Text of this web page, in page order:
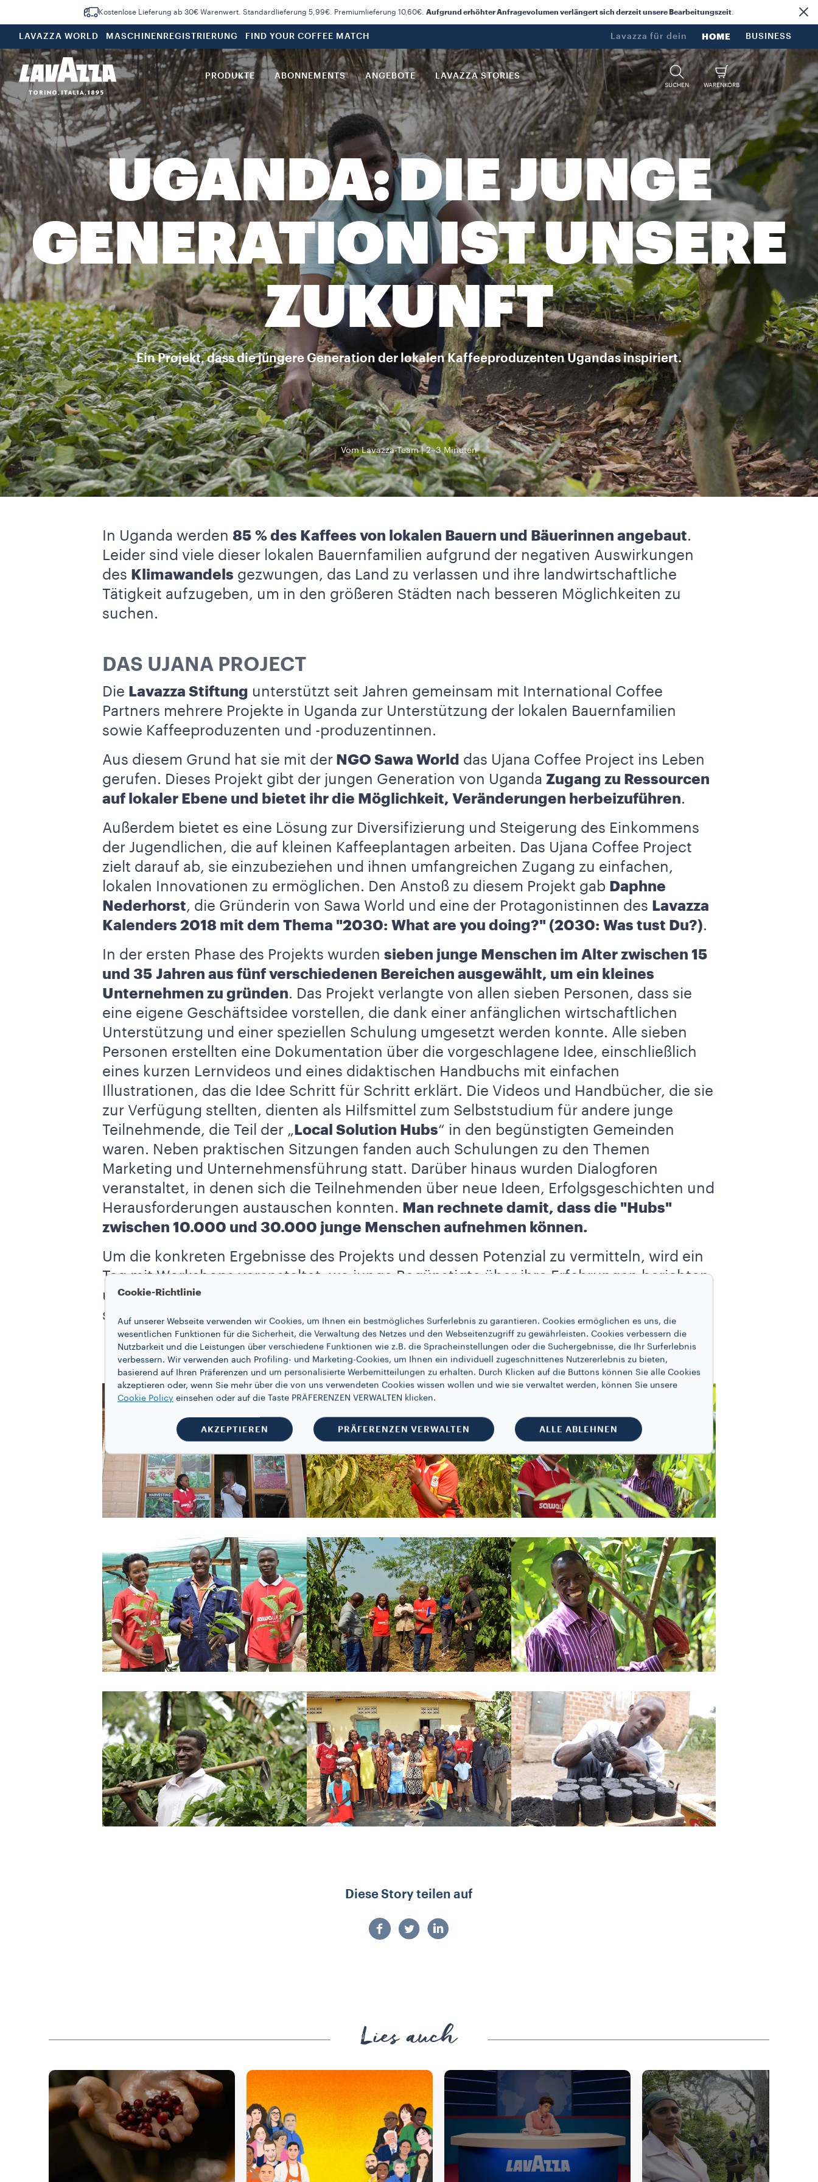
Kostenlose Lieferung ab 30€ Warenwert. Standardlieferung 5,99€. Premiumlieferung 10,60€. Aufgrund erhöhter Anfragevolumen verlängert sich derzeit unsere Bearbeitungszeit
LAVAZZA WORLD MASCHINENREGISTRIERUNG FIND YOUR COFFEE MATCH Lavazza für dein​ HOME BUSINESS
PRODUKTE ABONNEMENTS ANGEBOTE LAVAZZA STORIES
SUCHEN WARENKORB
UGANDA: DIE JUNGE
GENERATION IST UNSERE
ZUKUNFT
Ein Projekt, dass die jüngere Generation der lokalen Kaffeeproduzenten Ugandas inspiriert.
Vom Lavazza-Team 2–3 Minuten
In Uganda werden 85 % des Kaffees von lokalen Bauern und Bäuerinnen angebaut.
Leider sind viele dieser lokalen Bauernfamilien aufgrund der negativen Auswirkungen
des Klimawandels gezwungen, das Land zu verlassen und ihre landwirtschaftliche
Tätigkeit aufzugeben, um in den größeren Städten nach besseren Möglichkeiten zu
suchen.
DAS UJANA PROJECT
Die Lavazza Stiftung unterstützt seit Jahren gemeinsam mit International Coffee
Partners mehrere Projekte in Uganda zur Unterstützung der lokalen Bauernfamilien
sowie Kaffeeproduzenten und -produzentinnen.
Aus diesem Grund hat sie mit derNGO Sawa World das Ujana Coffee Project ins Leben
gerufen. Dieses Projekt gibt der jungen Generation von Uganda Zugang zu Ressourcen
auf lokaler Ebene und bietet ihr die Möglichkeit, Veränderungen herbeizuführen.
Außerdem bietet es eine Lösung zur Diversifizierung und Steigerung des Einkommens
der Jugendlichen, die auf kleinen Kaffeeplantagen arbeiten. Das Ujana Coffee Project
zielt darauf ab, sie einzubeziehen und ihnen umfangreichen Zugang zu einfachen,
lokalen Innovationen zu ermöglichen. Den Anstoß zu diesem Projekt gab Daphne
Nederhorst, die Gründerin von Sawa World und eine der Protagonistinnen des Lavazza
Kalenders 2018 mit dem Thema "2030: What are you doing?" (2030: Was tust Du?).
In der ersten Phase des Projekts wurden sieben junge Menschen im Alter zwischen 15
und 35 Jahren aus fünf verschiedenen Bereichen ausgewählt, um ein kleines
Unternehmen zu gründen. Das Projekt verlangte von allen sieben Personen, dass sie
eine eigene Geschäftsidee vorstellen, die dank einer anfänglichen wirtschaftlichen
Unterstützung und einer speziellen Schulung umgesetzt werden konnte. Alle sieben
Personen erstellten eine Dokumentation über die vorgeschlagene Idee, einschließlich
eines kurzen Lernvideos und eines didaktischen Handbuchs mit einfachen
Illustrationen, das die Idee Schritt für Schritt erklärt. Die Videos und Handbücher, die sie
zur Verfügung stellten, dienten als Hilfsmittel zum Selbststudium für andere junge
Teilnehmende, die Teil der „ Local Solution Hubs“ in den begünstigten Gemeinden
waren. Neben praktischen Sitzungen fanden auch Schulungen zu den Themen
Marketing und Unternehmensführung statt. Darüber hinaus wurden Dialogforen
veranstaltet, in denen sich die Teilnehmenden über neue Ideen, Erfolgsgeschichten und
Herausforderungen austauschen konnten. Man rechnete damit, dass die "Hubs"
zwischen 10.000 und 30.000 junge Menschen aufnehmen können.
Um die konkreten Ergebnisse des Projekts und dessen Potenzial zu vermitteln, wird ein
Tag mit Workshops veranstaltet, wo junge Begünstigte über ihre Erfahrungen berichten,
um andere junge Menschen, die von extremer Armut betroffen sind, zu inspirieren,
selbst etwas zu ändern.
Diese Story teilen auf
Lies auch
Cookie-Richtlinie
Auf unserer Webseite verwenden wir Cookies, um Ihnen ein bestmögliches Surferlebnis zu garantieren. Cookies ermöglichen es uns, die
wesentlichen Funktionen für die Sicherheit, die Verwaltung des Netzes und den Webseitenzugriff zu gewährleisten. Cookies verbessern die
Nutzbarkeit und die Leistungen über verschiedene Funktionen wie z.B. die Spracheinstellungen oder die Suchergebnisse, die Ihr Surferlebnis
verbessern. Wir verwenden auch Profiling- und Marketing-Cookies, um Ihnen ein individuell zugeschnittenes Nutzererlebnis zu bieten,
basierend auf Ihren Präferenzen und um personalisierte Werbemitteilungen zu erhalten. Durch Klicken auf die Buttons können Sie alle Cookies
akzeptieren oder, wenn Sie mehr über die von uns verwendeten Cookies wissen wollen und wie sie verwaltet werden, können Sie unsere
Cookie Policy einsehen oder auf die Taste PRÄFERENZEN VERWALTEN klicken.
AKZEPTIEREN PRÄFERENZEN VERWALTEN ALLE ABLEHNEN